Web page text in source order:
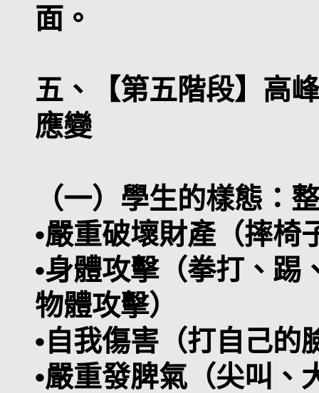
面。
五、【第五階段】高
應變
（一）學生的樣態：
•嚴重破壞財產（摔椅
•身體攻擊（拳打、踢
物體攻擊）
•自我傷害（打自己的
•嚴重發脾氣（尖叫、